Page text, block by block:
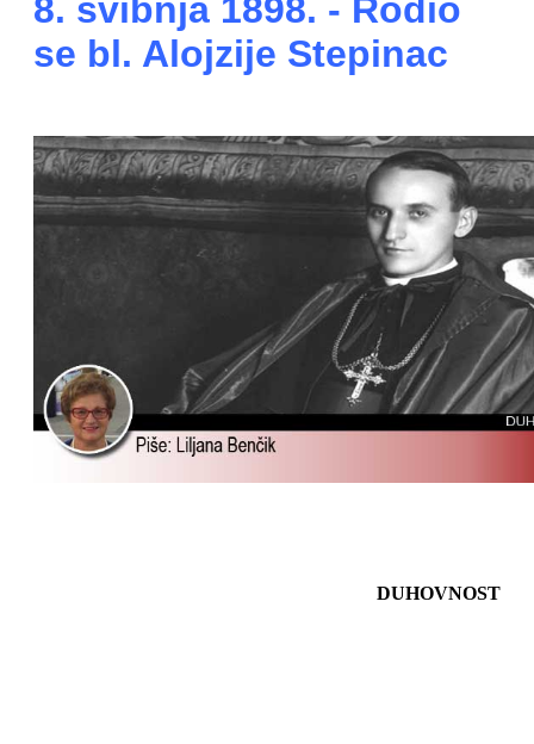
8. svibnja 1898. - Rodio
se bl. Alojzije Stepinac
DUHOVNOST